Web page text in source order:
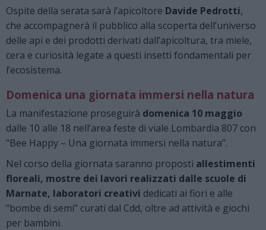
Ospite della serata sarà l’apicoltore Davide Pedrotti,
che accompagnerà il pubblico alla scoperta dell’universo
delle api e dei prodotti derivati dall’apicoltura, tra miele,
cera e curiosità legate a questi insetti fondamentali per
l’ecosistema.
Domenica una giornata immersi nella natura
La manifestazione proseguirà domenica 10 maggio
dalle 10 alle 18 nell’area feste di viale Lombardia 807 con
“Bee Happy – Una giornata immersi nella natura”.
Nel corso della giornata saranno proposti allestimenti
floreali, mostre dei lavori realizzati dalle scuole di
Marnate, laboratori creativi dedicati ai fiori e alle
“bombe di semi” curati dal Cdd, oltre ad attività e giochi
per bambini.